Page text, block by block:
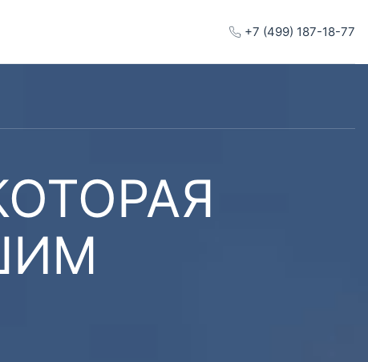
+7 (499) 187-18-77